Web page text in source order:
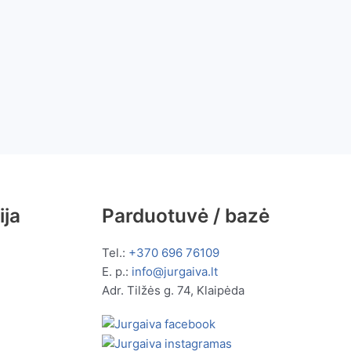
Parduotuvė / bazė
Tel.: +370 696 76109
E. p.: info@jurgaiva.lt
Adr. Tilžės g. 74, Klaipėda